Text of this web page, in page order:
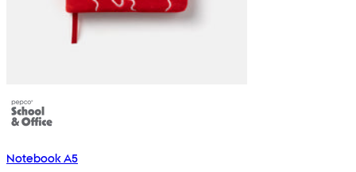
Notebook A5